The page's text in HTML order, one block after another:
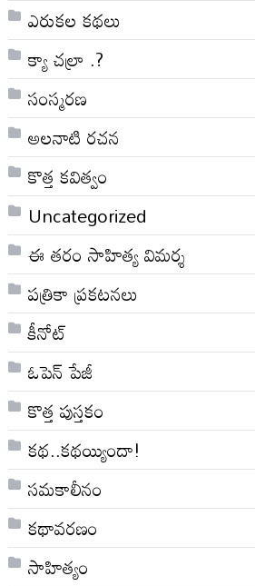
ఎరుకల కథలు
క్యా చల్రా .?
సంస్మరణ
అలనాటి రచన
కొత్త కవిత్వం
Uncategorized
ఈ తరం సాహిత్య విమర్శ
పత్రికా ప్రకటనలు
కీనోట్
ఓపెన్ పేజీ
కొత్త పుస్తకం
కథ..కథయ్యిందా!
సమకాలీనం
కథావరణం
సాహిత్యం